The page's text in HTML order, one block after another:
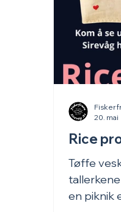
Rice
Tøffe
en piknik
20. mai